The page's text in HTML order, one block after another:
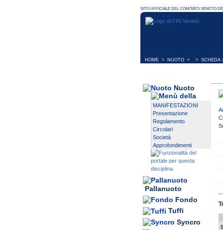
HOME > NUOTO > > SCHEDA
Nuoto
MANIFESTAZIONI
Presentazione
Regolamento
Circolari
Società
Approfondimenti
Pallanuoto
Fondo
Tuffi
Syncro